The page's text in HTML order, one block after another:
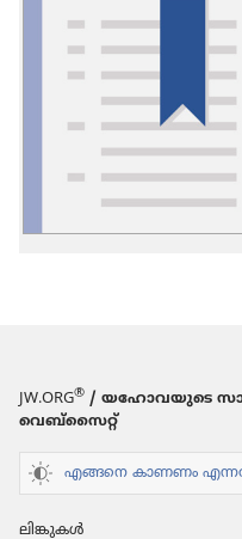
JW.ORG® / യഹോവയുടെ
വെബ്സൈറ്റ്
എങ്ങനെ കാണണം
ലിങ്കുകൾ